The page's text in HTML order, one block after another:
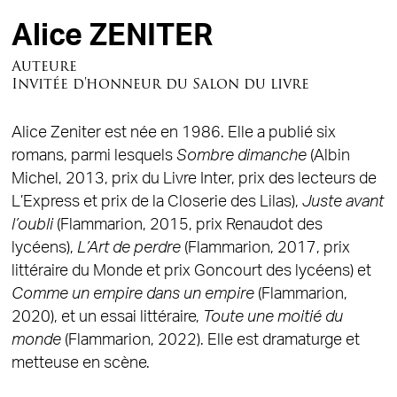
Alice ZENITER
Auteure
Invitée d'honneur du Salon du livre
Alice Zeniter est née en 1986. Elle a publié six
romans, parmi lesquels Sombre dimanche(Albin
Michel, 2013, prix du Livre Inter, prix des lecteurs de
L’Express et prix de la Closerie des Lilas), Juste avant
l’oubli(Flammarion, 2015, prix Renaudot des
lycéens), L’Art de perdre(Flammarion, 2017, prix
littéraire du Monde et prix Goncourt des lycéens) et
Comme un empire dans un empire(Flammarion,
2020), et un essai littéraire, Toute une moitié du
monde(Flammarion, 2022). Elle est dramaturge et
metteuse en scène.